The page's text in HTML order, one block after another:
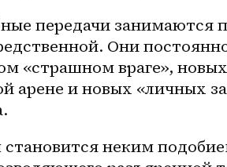
передачи занимаются
Они
«страшном враге»,
арене и новых «личных
неким